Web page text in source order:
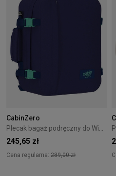
CabinZero
245,65 zł
Cena regularna: 289,00 zł